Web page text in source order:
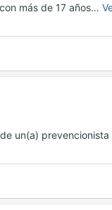
más de 17 años…
un(a)